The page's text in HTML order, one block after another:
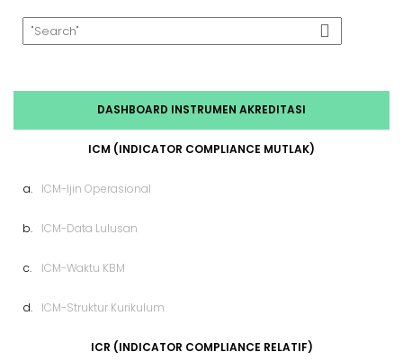
DASHBOARD INSTRUMEN AKREDITASI
ICM (INDICATOR COMPLIANCE MUTLAK)
a. ICM-Ijin Operasional
b. ICM-Data Lulusan
c. ICM-Waktu KBM
d. ICM-Struktur Kurikulum
ICR (INDICATOR COMPLIANCE RELATIF)